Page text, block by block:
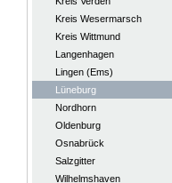
Kreis Wesermarsch
Kreis Wittmund
Langenhagen
Lingen (Ems)
Lüneburg
Nordhorn
Oldenburg
Osnabrück
Salzgitter
Wilhelmshaven